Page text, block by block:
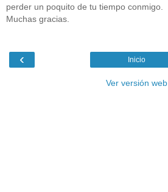
perder un poquito de tu tiempo conmigo.
Muchas gracias.
‹ Inicio
Ver versión web